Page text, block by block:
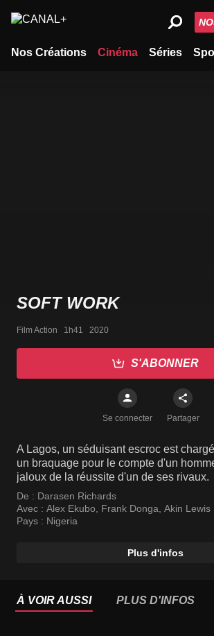
Nos Créations Cinéma Séries
SOFT WORK
Film Action   1h41   2020
S'ABONNER
Se connecter Partager
A Lagos, un séduisant escroc est
un braquage pour le compte d'un
jaloux de la réussite d'un de ses rivaux.
De : Darasen Richards
Avec : Alex Ekubo Frank Donga Akin Lewis
Pays : Nigeria
Plus d'infos
À VOIR AUSSI PLUS D'INFOS